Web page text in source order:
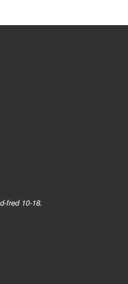
fred 10-18.